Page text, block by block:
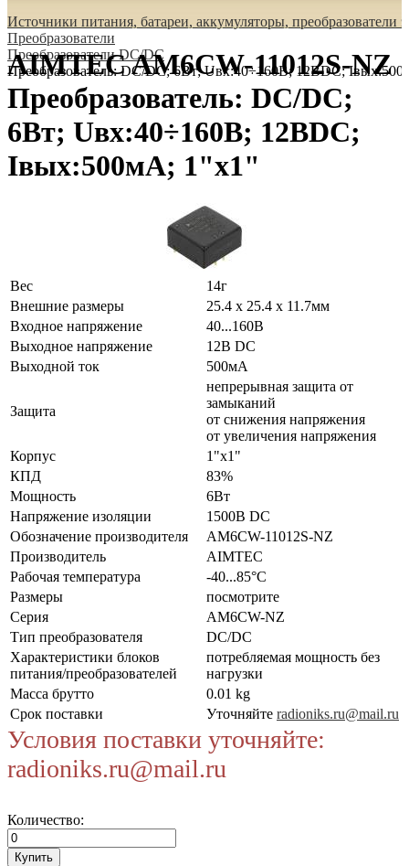
Источники питания, батареи, аккумуляторы, преобразователи
Преобразователи
Преобразователи DC/DC
Преобразователь: DC/DC; 6Вт; Uвх:40÷160В; 12ВDC;
AIMTEC AM6CW-11012S-NZ
Преобразователь: DC/DC;
6Вт; Uвх:40÷160В; 12ВDC;
Iвых:500мА; 1"x1"
Вес
14г
Внешние размеры
25.4 x 25.4 x 11.7мм
Входное напряжение
40...160В
Выходное напряжение
12В DC
Выходной ток
500мА
Защита
непрерывная защита от
замыканий
от снижения напряжения
от увеличения напряжения
Корпус
1"x1"
КПД
83%
Мощность
6Вт
Напряжение изоляции
1500В DC
Обозначение производителя
AM6CW-11012S-NZ
Производитель
AIMTEC
Рабочая температура
-40...85°C
Размеры
посмотрите
Серия
AM6CW-NZ
Тип преобразователя
DC/DC
Характеристики блоков
питания/преобразователей
потребляемая мощность без
нагрузки
Масса брутто
0.01 kg
Срок поставки
Уточняйте radioniks.ru@mail.ru
Условия поставки уточняйте:
radioniks.ru@mail.ru
Количество: